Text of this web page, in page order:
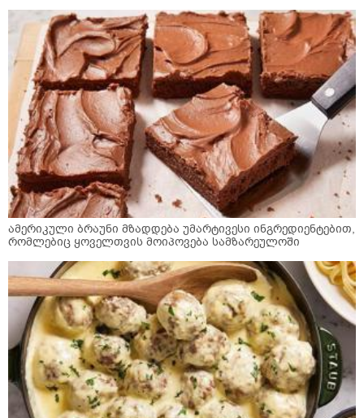
ამერიკული ბრაუნი მზადდება უმარტივესი ინგრედიენტებით,
რომლებიც ყოველთვის მოიპოვება სამზარეულოში